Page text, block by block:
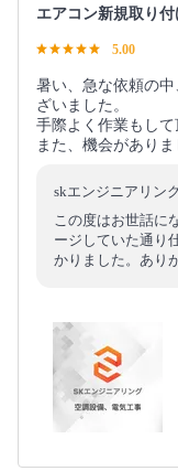
エアコン新規取り付
5.00
暑い、急な依頼の
ざいました。
手際よく作業もして
また、機会があり
skエンジニアリン
この度はお世話に
ージしていた通り
かりました。あり